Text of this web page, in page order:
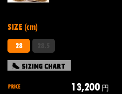
SIZE (cm)
28
PRICE 13,200円